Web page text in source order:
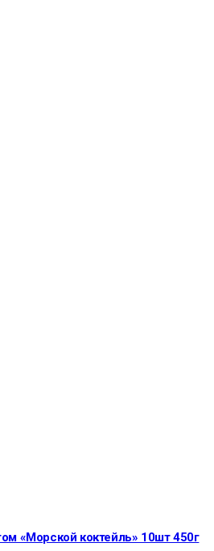
«Морской коктейль» 10шт 450г